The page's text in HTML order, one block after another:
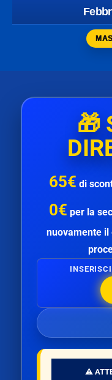
🎁
65€ di
0€ per la
nuovamente il
⚠️